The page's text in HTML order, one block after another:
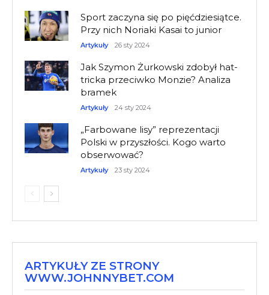
Sport zaczyna się po pięćdziesiątce.
Przy nich Noriaki Kasai to junior
Artykuły 26 sty 2024
Jak Szymon Żurkowski zdobył hat-
tricka przeciwko Monzie? Analiza
bramek
Artykuły 24 sty 2024
„Farbowane lisy” reprezentacji
Polski w przyszłości. Kogo warto
obserwować?
Artykuły 23 sty 2024
ARTYKUŁY ZE STRONY
WWW.JOHNNYBET.COM